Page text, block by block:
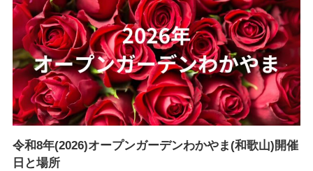
令和8年(2026)オープンガーデンわかやま(和歌山)開催
日と場所